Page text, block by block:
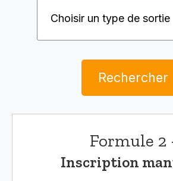
Rechercher
Formule 2
Inscription